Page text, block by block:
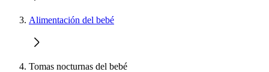
Alimentación del bebé
Tomas nocturnas del bebé